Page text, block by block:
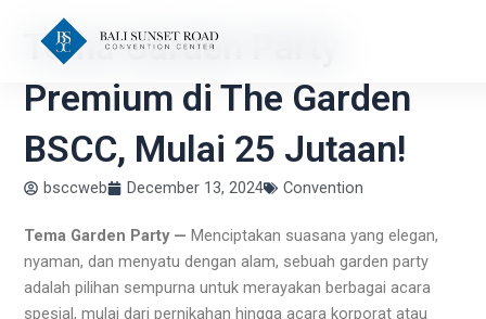
contentTema Garden Party
Premium di The Garden
BSCC, Mulai 25 Jutaan!
bsccweb December 13, 2024 Convention
Tema Garden Party — Menciptakan suasana yang elegan,
nyaman, dan menyatu dengan alam, sebuah garden party
adalah pilihan sempurna untuk merayakan berbagai acara
spesial, mulai dari pernikahan hingga acara korporat atau